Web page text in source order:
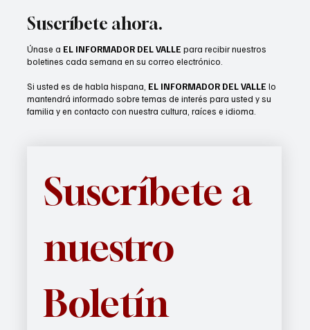
Suscríbete ahora.
Únase a EL INFORMADOR DEL VALLE para recibir nuestros
boletines cada semana en su correo electrónico.
Si usted es de habla hispana, EL INFORMADOR DEL VALLE lo
mantendrá informado sobre temas de interés para usted y su
familia y en contacto con nuestra cultura, raíces e idioma.
Suscríbete a
nuestro
Boletín